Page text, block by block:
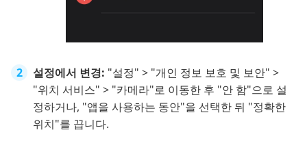
설정에서 변경: "설정" > "개인 정보 보호 및 보안" >
"위치 서비스" > "카메라"로 이동한 후 "안 함"으로 설
정하거나, "앱을 사용하는 동안"을 선택한 뒤 "정확한
위치"를 끕니다.